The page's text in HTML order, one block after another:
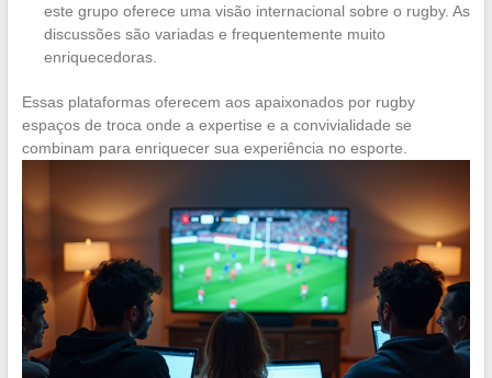
este grupo oferece uma visão internacional sobre o rugby. As
discussões são variadas e frequentemente muito
enriquecedoras.
Essas plataformas oferecem aos apaixonados por rugby
espaços de troca onde a expertise e a convivialidade se
combinam para enriquecer sua experiência no esporte.